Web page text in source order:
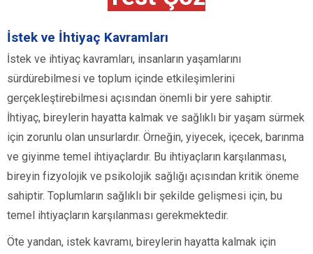
İstek ve İhtiyaç Kavramları
İstek ve ihtiyaç kavramları, insanların yaşamlarını
sürdürebilmesi ve toplum içinde etkileşimlerini
gerçekleştirebilmesi açısından önemli bir yere sahiptir.
İhtiyaç, bireylerin hayatta kalmak ve sağlıklı bir yaşam sürmek
için zorunlu olan unsurlardır. Örneğin, yiyecek, içecek, barınma
ve giyinme temel ihtiyaçlardır. Bu ihtiyaçların karşılanması,
bireyin fizyolojik ve psikolojik sağlığı açısından kritik öneme
sahiptir. Toplumların sağlıklı bir şekilde gelişmesi için, bu
temel ihtiyaçların karşılanması gerekmektedir.
Öte yandan, istek kavramı, bireylerin hayatta kalmak için